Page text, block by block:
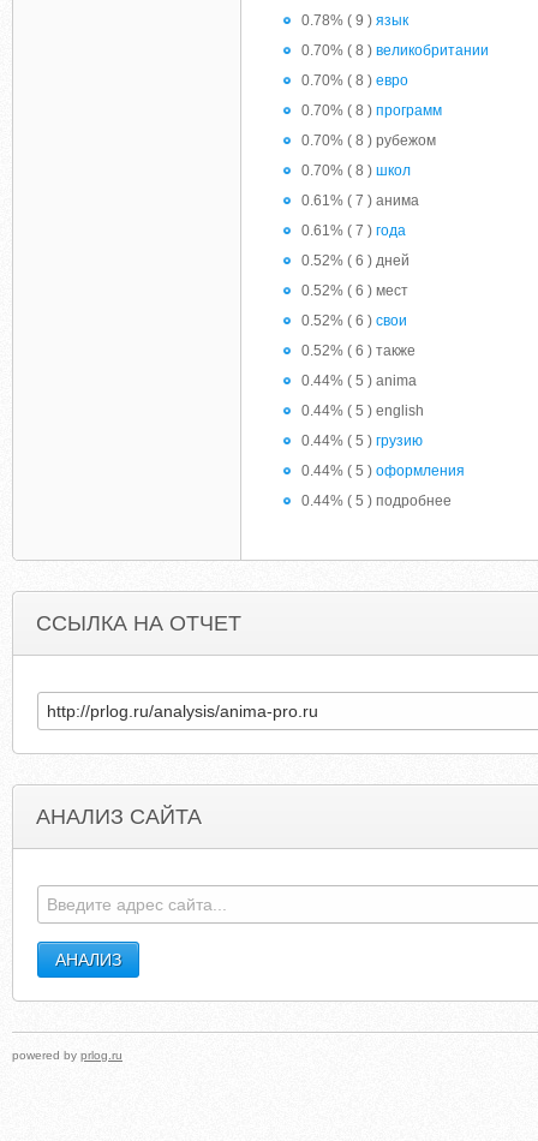
0.78% ( 9 ) язык
0.70% ( 8 ) великобритании
0.70% ( 8 ) евро
0.70% ( 8 ) программ
0.70% ( 8 ) рубежом
0.70% ( 8 ) школ
0.61% ( 7 ) анима
0.61% ( 7 ) года
0.52% ( 6 ) дней
0.52% ( 6 ) мест
0.52% ( 6 ) свои
0.52% ( 6 ) также
0.44% ( 5 ) anima
0.44% ( 5 ) english
0.44% ( 5 ) грузию
0.44% ( 5 ) оформления
0.44% ( 5 ) подробнее
ССЫЛКА НА ОТЧЕТ
АНАЛИЗ САЙТА
powered by prlog.ru